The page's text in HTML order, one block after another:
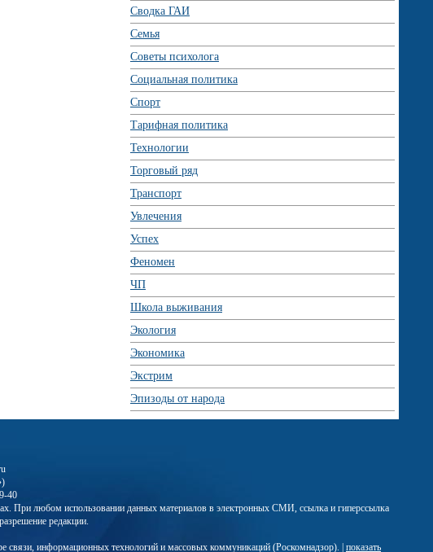
Сводка ГАИ
Семья
Советы психолога
Социальная политика
Спорт
Тарифная политика
Технологии
Торговый ряд
Транспорт
Увлечения
Успех
Феномен
ЧП
Школа выживания
Экология
Экономика
Экстрим
Эпизоды от народа
40
При любом использовании данных материалов в электронных СМИ, ссылка и гиперссылка
редакции.
информационных технологий и массовых коммуникаций (Роскомнадзор). | показать